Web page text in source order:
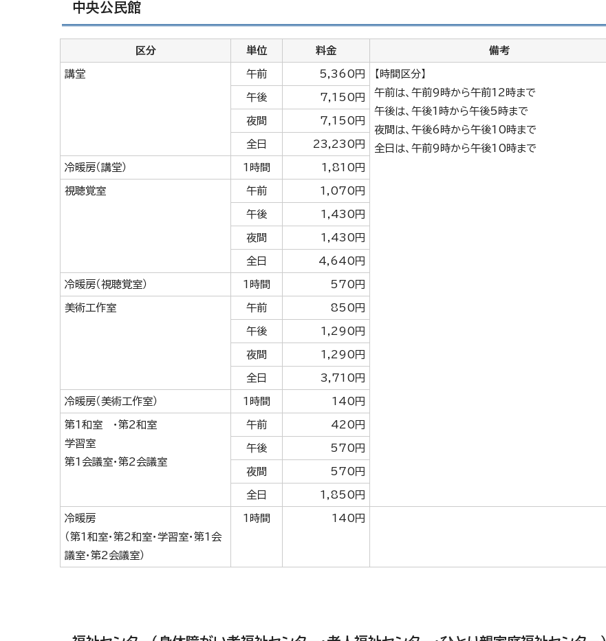
中央公民館
区分 単位 料金 備考
講堂 午前 5,360円
【時間区分】
午前は、午前9時から午前12時まで
午後は、午後1時から午後5時まで
夜間は、午後6時から午後10時まで
全日は、午前9時から午後10時まで
午後 7,150円
夜間 7,150円
全日 23,230円
冷暖房（講堂） 1時間 1,810円
視聴覚室 午前 1,070円
午後 1,430円
夜間 1,430円
全日 4,640円
冷暖房（視聴覚室） 1時間 570円
美術工作室 午前 850円
午後 1,290円
夜間 1,290円
全日 3,710円
冷暖房（美術工作室） 1時間 140円
第1和室 ・第2和室
学習室
第1会議室・第2会議室
午前 420円
午後 570円
夜間 570円
全日 1,850円
冷暖房
（第1和室・第2和室・学習室・第1会
議室・第2会議室）
1時間 140円